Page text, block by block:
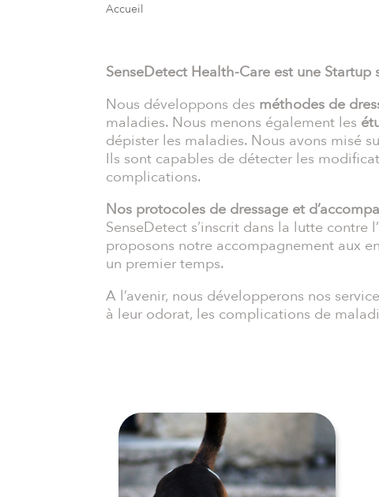
Accueil
SenseDetect Health-Care est une
Nous développons des méthodes de
maladies. Nous menons également les
dépister les maladies. Nous avons misé
Ils sont capables de détecter les
complications.
Nos protocoles de dressage et
SenseDetect s’inscrit dans la lutte
proposons notre accompagnement aux
un premier temps.
A l’avenir, nous développerons nos
à leur odorat, les complications de